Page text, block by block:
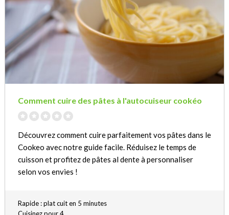
Comment cuire des pâtes à l'autocuiseur cookéo
Découvrez comment cuire parfaitement vos pâtes dans le
Cookeo avec notre guide facile. Réduisez le temps de
cuisson et profitez de pâtes al dente à personnaliser
selon vos envies !
Rapide : plat cuit en 5 minutes